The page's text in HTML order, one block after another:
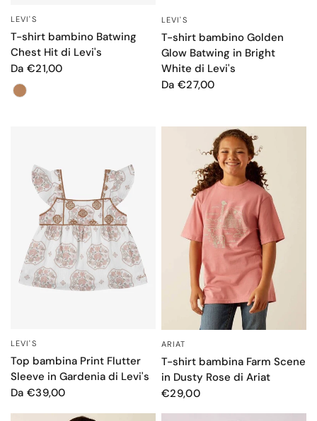
LEVI'S
T-shirt bambino Batwing
Chest Hit di Levi's
Da €21,00
Colore
LEVI'S
T-shirt bambino Golden
Glow Batwing in Bright
White di Levi's
Da €27,00
LEVI'S
Top bambina Print Flutter
Sleeve in Gardenia di Levi's
Da €39,00
ARIAT
T-shirt bambina Farm Scene
in Dusty Rose di Ariat
€29,00